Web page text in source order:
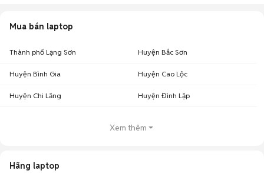
Mua bán laptop
Thành phố Lạng Sơn Huyện Bắc Sơn
Huyện Bình Gia Huyện Cao Lộc
Huyện Chi Lăng Huyện Đình Lập
Xem thêm
Hãng laptop